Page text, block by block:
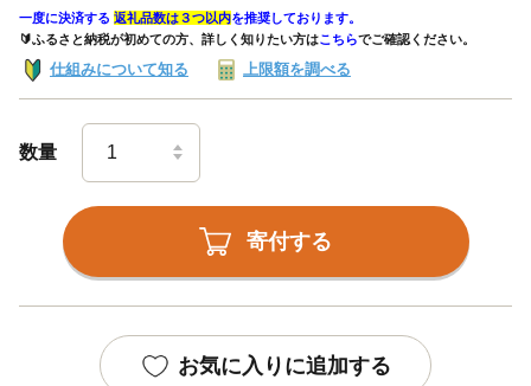
一度に決済する 返礼品数は３つ以内を推奨しております。
🔰ふるさと納税が初めての方、詳しく知りたい方はこちらでご確認ください。
仕組みについて知る 上限額を調べる
数量
寄付する
お気に入りに追加する